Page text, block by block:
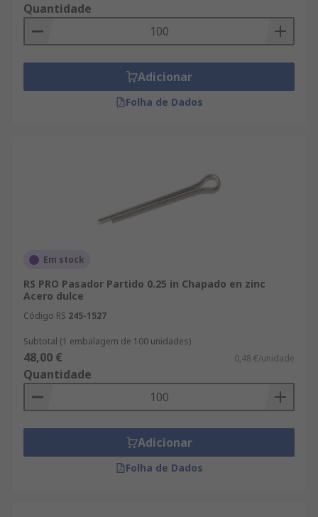
Quantidade
Adicionar
Folha de Dados
Em stock
RS PRO Pasador Partido 0.25 in Chapado en zinc
Acero dulce
Código RS 245-1527
Subtotal (1 embalagem de 100 unidades)
48,00 € 0,48 €/unidade
Quantidade
Adicionar
Folha de Dados